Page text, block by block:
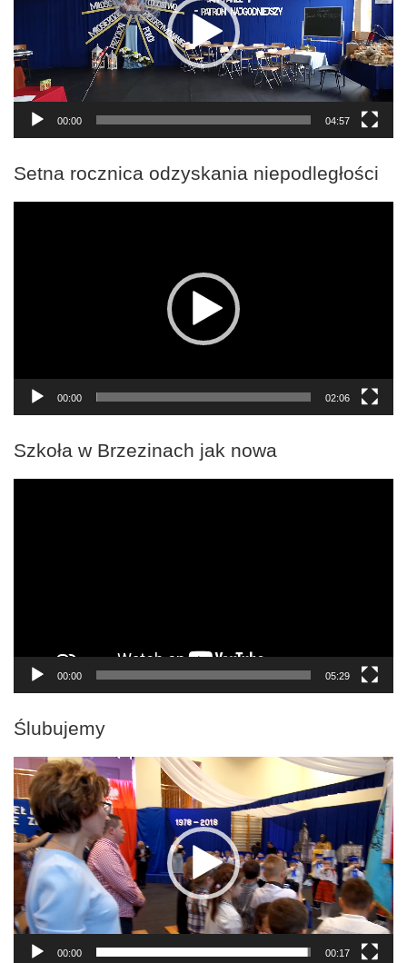
00:00 04:57
Setna rocznica odzyskania niepodległości
00:00 02:06
Szkoła w Brzezinach jak nowa
00:00 05:29
Ślubujemy
Odtwarzacz
video
00:00 00:17